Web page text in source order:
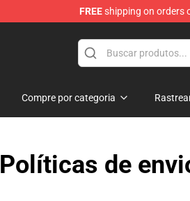
FREEshipping on orders
Compre por categoria
Políticas de